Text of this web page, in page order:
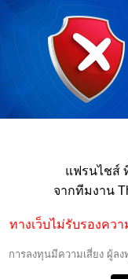
แฟรนไชส์
จากทีมงาน
ทางเว็บไม่รับรองคว
การลงทุนมีความเสี่ยง ผู้ล